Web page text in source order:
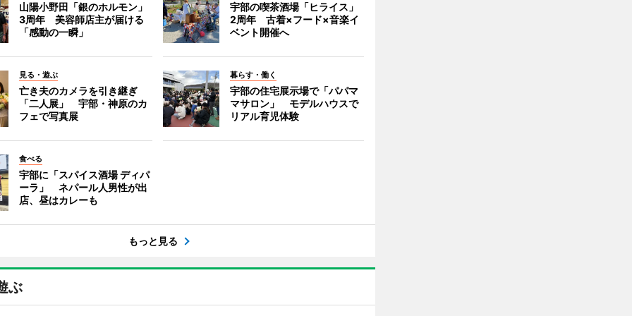
山陽小野田「銀のホルモン」
3周年 美容師店主が届ける
「感動の一瞬」
宇部の喫茶酒場「ヒライス」
2周年 古着×フード×音楽イ
ベント開催へ
見る・遊ぶ
亡き夫のカメラを引き継ぎ
「二人展」 宇部・神原のカ
フェで写真展
暮らす・働く
宇部の住宅展示場で「パパマ
マサロン」 モデルハウスで
リアル育児体験
食べる
宇部に「スパイス酒場 ディパ
ーラ」 ネパール人男性が出
店、昼はカレーも
もっと見る
ぶ